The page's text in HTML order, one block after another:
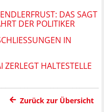
DAS SAGT
DER POLITIKER
IN C
HALTESTELLE
Zurück zur Übersicht